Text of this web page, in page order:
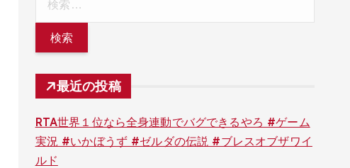
最近の投稿
RTA世界１位なら全身連動でバグできるやろ #ゲーム
実況 #いかぼうず #ゼルダの伝説 #ブレスオブザワイ
ルド